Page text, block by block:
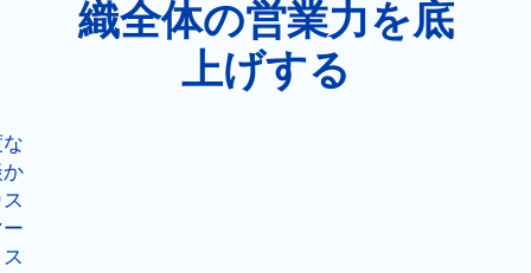
織全体の営業力を底
上げする